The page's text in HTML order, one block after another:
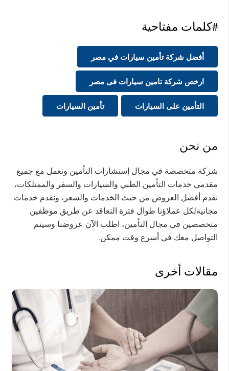
#كلمات مفتاحية
أفضل شركة تأمين سيارات في مصر
ارخص شركة تامين سيارات فى مصر
التأمين على السيارات تأمين السيارات
من نحن
شركة متخصصة في مجال إستشارات التأمين ونعمل مع جميع
مقدمي خدمات التأمين الطبي والسيارات والسفر والممتلكات،
نقدم أفضل العروض من حيث الخدمات والسعر، ونقدم خدمات
مجانيةلكل عملاؤنا طوال فترة التعاقد عن طريق موظفين
متخصصين في مجال التأمين، اطلب الآن عروضنا وسيتم
التواصل معك في أسرع وقت ممكن.
مقالات أخرى